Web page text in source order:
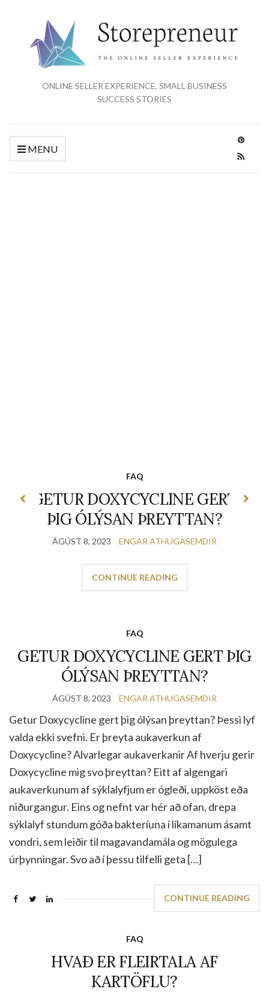
ONLINE SELLER EXPERIENCE, SMALL BUSINESS
SUCCESS STORIES
MENU
FAQ
GETUR DOXYCYCLINE GERT
ÞIG ÓLÝSAN ÞREYTTAN?
ÁGÚST 8, 2023 ENGAR ATHUGASEMDIR
CONTINUE READING
FAQ
GETUR DOXYCYCLINE GERT ÞIG
ÓLÝSAN ÞREYTTAN?
ÁGÚST 8, 2023 ENGAR ATHUGASEMDIR
Getur Doxycycline gert þig ólýsan þreyttan? Þessi lyf
valda ekki svefni. Er þreyta aukaverkun af
Doxycycline? Alvarlegar aukaverkanir Af hverju gerir
Doxycycline mig svo þreyttan? Eitt af algengari
aukaverkunum af sýklalyfjum er ógleði, uppköst eða
niðurgangur. Eins og nefnt var hér að ofan, drepa
sýklalyf stundum góða bakteríuna í líkamanum ásamt
vondri, sem leiðir til magavandamála og mögulega
úrþynningar. Svo að í þessu tilfelli geta […]
CONTINUE READING
FAQ
HVAÐ ER FLEIRTALA AF
KARTÖFLU?